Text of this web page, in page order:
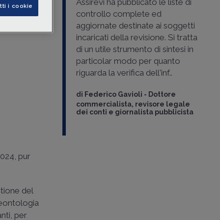
pur
del
per
Assirevi ha pubblicato le liste di
controllo complete ed
aggiornate destinate ai soggetti
incaricati della revisione. Si tratta
di un utile strumento di sintesi in
particolar modo per quanto
riguarda la verifica dell'inf..
di Federico Gavioli - Dottore
commercialista, revisore legale
dei conti e giornalista pubblicista
i cookie